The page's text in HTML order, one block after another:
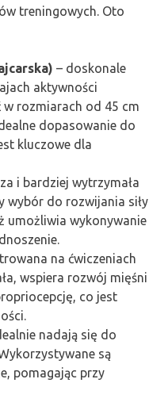
treningowych. Oto
– doskonale
aktywności
w rozmiarach od 45 cm
dopasowanie do
kluczowe dla
i bardziej wytrzymała
wybór do rozwijania siły
umożliwia wykonywanie
na ćwiczeniach
wspiera rozwój mięśni
co jest
nadają się do
są
pomagając przy